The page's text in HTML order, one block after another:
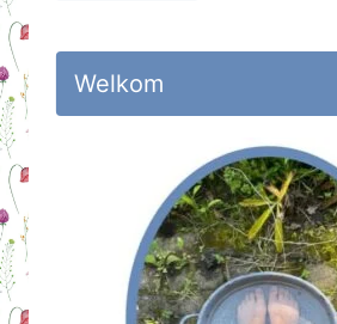
Welkom